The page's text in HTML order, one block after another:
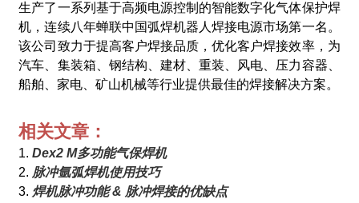
生产了一系列基于高频电源控制的智能数字化气体保护焊
机，连续八年蝉联中国弧焊机器人焊接电源市场第一名。
该公司致力于提高客户焊接品质，优化客户焊接效率，为
汽车、集装箱、钢结构、建材、重装、风电、压力容器、
船舶、家电、矿山机械等行业提供最佳的焊接解决方案。
相关文章：
1.Dex2 M多功能气保焊机
2. 脉冲氩弧焊机使用技巧
3. 焊机脉冲功能 & 脉冲焊接的优缺点